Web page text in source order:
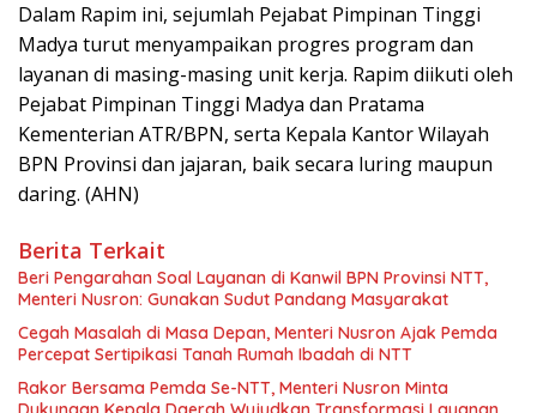
Dalam Rapim ini, sejumlah Pejabat Pimpinan Tinggi
Madya turut menyampaikan progres program dan
layanan di masing-masing unit kerja. Rapim diikuti oleh
Pejabat Pimpinan Tinggi Madya dan Pratama
Kementerian ATR/BPN, serta Kepala Kantor Wilayah
BPN Provinsi dan jajaran, baik secara luring maupun
daring. (AHN)
Berita Terkait
Beri Pengarahan Soal Layanan di Kanwil BPN Provinsi NTT,
Menteri Nusron: Gunakan Sudut Pandang Masyarakat
Cegah Masalah di Masa Depan, Menteri Nusron Ajak Pemda
Percepat Sertipikasi Tanah Rumah Ibadah di NTT
Rakor Bersama Pemda Se-NTT, Menteri Nusron Minta